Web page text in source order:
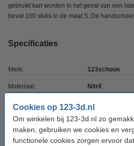
Cookies op 123-3d.nl
Om winkelen bij 123-3d.nl zo
maken, gebruiken we cookies en
functionele cookies zorgen ervoor
gebruikt kan worden in het geval van een
bevat 100 stuks in de maat S. De
Specificaties
Merk: 123schoon
Materiaal: Nitril
Kleur: Blauw
Hoeveelheid: 100
Maat: